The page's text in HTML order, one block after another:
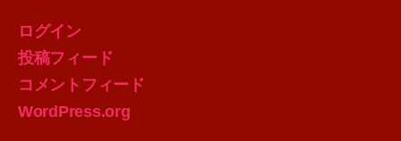
ログイン
投稿フィード
コメントフィード
WordPress.org